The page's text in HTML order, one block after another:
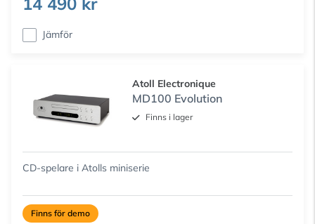
Jämför
Atoll Electronique
MD100 Evolution
Finns i lager
CD-spelare i Atolls miniserie
Finns för demo